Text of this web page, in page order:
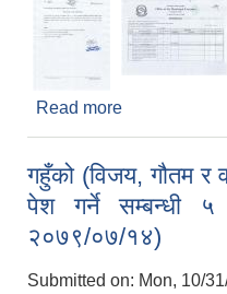
Read more
गहुँको (विजय, गौतम र
पेश गर्ने सम्बन्धी ५
२०७९/०७/१४)
Submitted on: Mon, 10/